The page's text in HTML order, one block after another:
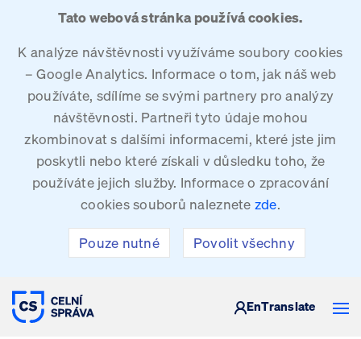
Tato webová stránka používá cookies.
K analýze návštěvnosti využíváme soubory cookies
– Google Analytics. Informace o tom, jak náš web
používáte, sdílíme se svými partnery pro analýzy
návštěvnosti. Partneři tyto údaje mohou
zkombinovat s dalšími informacemi, které jste jim
poskytli nebo které získali v důsledku toho, že
používáte jejich služby. Informace o zpracování
cookies souborů naleznete zde.
Pouze nutné Povolit všechny
CELNÍ SPRÁVA ČESKÉ REPUBLIKY
EnTranslate